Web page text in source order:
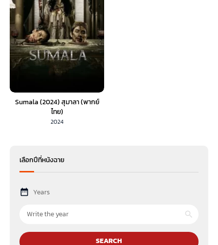
Sumala (2024) สุมาลา (พากย์
ไทย)
2024
เลือกปีที่หนังฉาย
Years
SEARCH